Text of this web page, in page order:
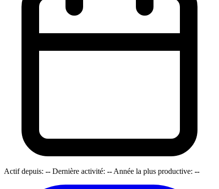
Actif depuis: -- Dernière activité: -- Année la plus productive: --